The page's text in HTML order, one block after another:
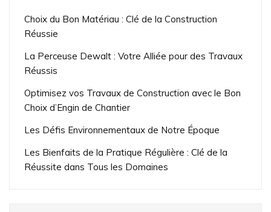
Choix du Bon Matériau : Clé de la Construction
Réussie
La Perceuse Dewalt : Votre Alliée pour des Travaux
Réussis
Optimisez vos Travaux de Construction avec le Bon
Choix d’Engin de Chantier
Les Défis Environnementaux de Notre Époque
Les Bienfaits de la Pratique Régulière : Clé de la
Réussite dans Tous les Domaines